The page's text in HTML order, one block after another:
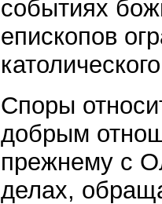
событиях
епископов
Споры
добрым
прежнему с
делах,